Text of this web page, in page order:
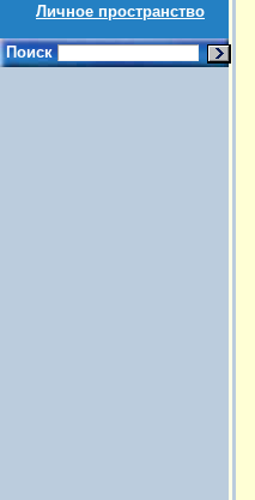
Личное пространство
Поиск